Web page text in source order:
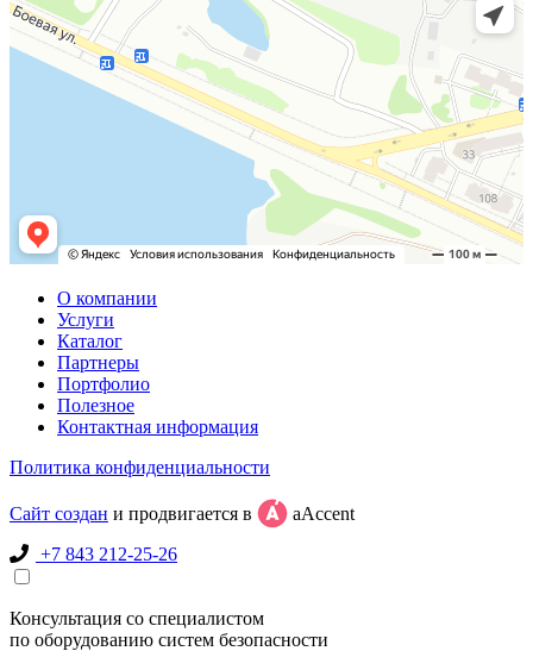
О компании
Услуги
Каталог
Партнеры
Портфолио
Полезное
Контактная информация
Политика конфиденциальности
Сайт создан и продвигается в
aAccent
+7 843 212-25-26
Консультация со специалистом
по оборудованию систем безопасности